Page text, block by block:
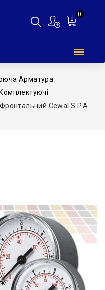
0
Арматура
Cewal S.p.A.